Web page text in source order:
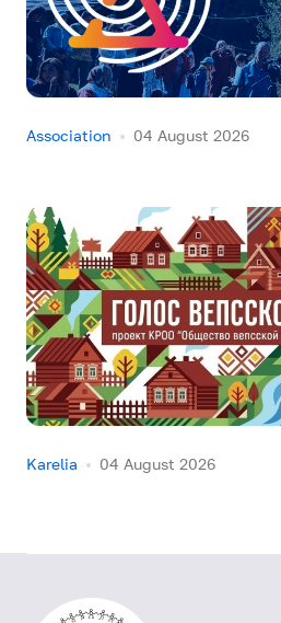
Association 04 August 2026
Karelia 04 August 2026